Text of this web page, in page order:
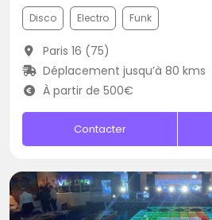
Disco Electro Funk
Paris 16 (75)
Déplacement jusqu’à 80 kms
À partir de 500€
Contacter